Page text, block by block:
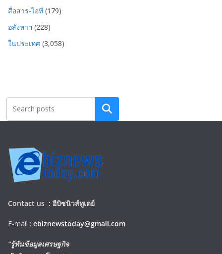
สื่อสาร-ไอที (179)
อสังหาฯ (228)
ในประเทศ (3,058)
Search
Contact us : อีบิซนิวส์ทูเดย์
E-mail : ebiznewstoday@gmail.com
“รู้ทันข้อมูลเศรษฐกิจ